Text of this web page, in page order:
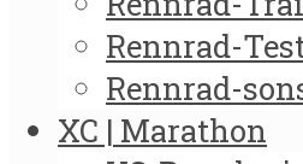
Rennrad-
Rennrad-
XC | Marathon